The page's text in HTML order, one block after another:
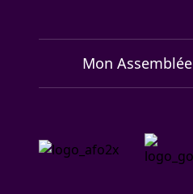
Mon Assemblée